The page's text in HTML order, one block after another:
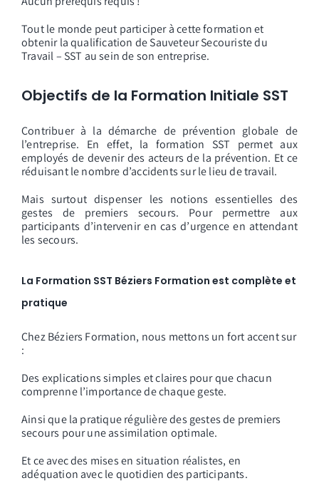
Tout le monde peut participer à cette formation et
obtenir la qualification de Sauveteur Secouriste du
Travail – SST au sein de son entreprise.
Objectifs de la Formation Initiale SST
Contribuer à la démarche de prévention globale de
l’entreprise. En effet, la formation SST permet aux
employés de devenir des acteurs de la prévention. Et ce
réduisant le nombre d’accidents sur le lieu de travail.
Mais surtout dispenser les notions essentielles des
gestes de premiers secours. Pour permettre aux
participants d’intervenir en cas d’urgence en attendant
les secours.
La Formation SST Béziers Formation est complète et
pratique
Chez Béziers Formation, nous mettons un fort accent sur
:
Des explications simples et claires pour que chacun
comprenne l’importance de chaque geste.
Ainsi que la pratique régulière des gestes de premiers
secours pour une assimilation optimale.
Et ce avec des mises en situation réalistes, en
adéquation avec le quotidien des participants.